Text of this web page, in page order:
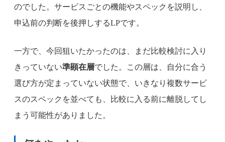
のでした。サービスごとの機能やスペックを説明し、
申込前の判断を後押しするLPです。
一方で、今回狙いたかったのは、まだ比較検討に入り
きっていない準顕在層でした。この層は、自分に合う
選び方が定まっていない状態で、いきなり複数サービ
スのスペックを並べても、比較に入る前に離脱してし
まう可能性がありました。